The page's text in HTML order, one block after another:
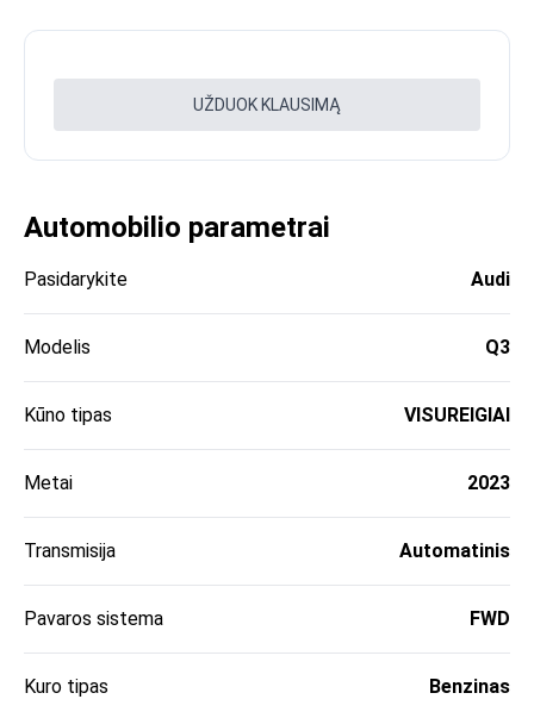
UŽDUOK KLAUSIMĄ
Automobilio parametrai
Pasidarykite Audi
Modelis Q3
Kūno tipas VISUREIGIAI
Metai 2023
Transmisija Automatinis
Pavaros sistema FWD
Kuro tipas Benzinas